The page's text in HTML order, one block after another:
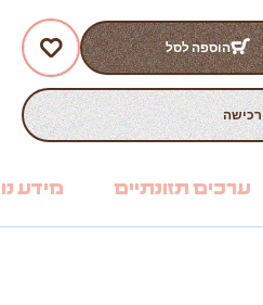
הוספה לסל
רכישה
ערכים תזונתיים מידע